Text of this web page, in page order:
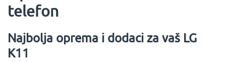
telefon
Najbolja oprema i dodaci za vaš LG
K11